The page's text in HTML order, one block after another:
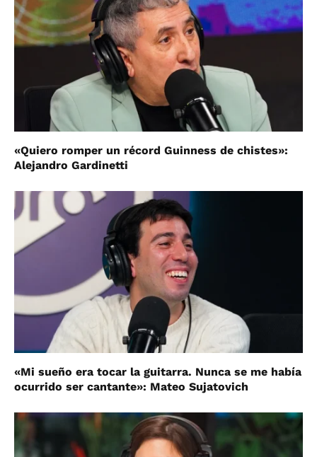
«Quiero romper un récord Guinness de chistes»:
Alejandro Gardinetti
«Mi sueño era tocar la guitarra. Nunca se me había
ocurrido ser cantante»: Mateo Sujatovich